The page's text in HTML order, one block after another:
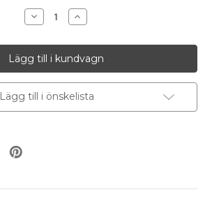
Minska
antalet
Daybreak,
Fresco
kalkfärg
Öka
antalet
Daybreak,
Fresco
kalkfärg
Lägg till i önskelista